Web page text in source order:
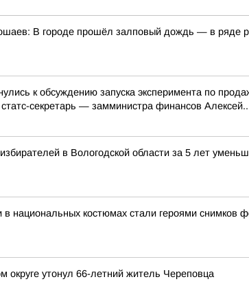
В городе прошёл залповый дождь — в ряде
к обсуждению запуска эксперимента по
секретарь — замминистра финансов
в Вологодской области за 5 лет
в национальных костюмах стали героями снимков
округе утонул 66-летний житель Череповца